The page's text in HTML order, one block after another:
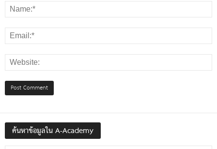
ค้นหาข้อมูลใน A-Academy